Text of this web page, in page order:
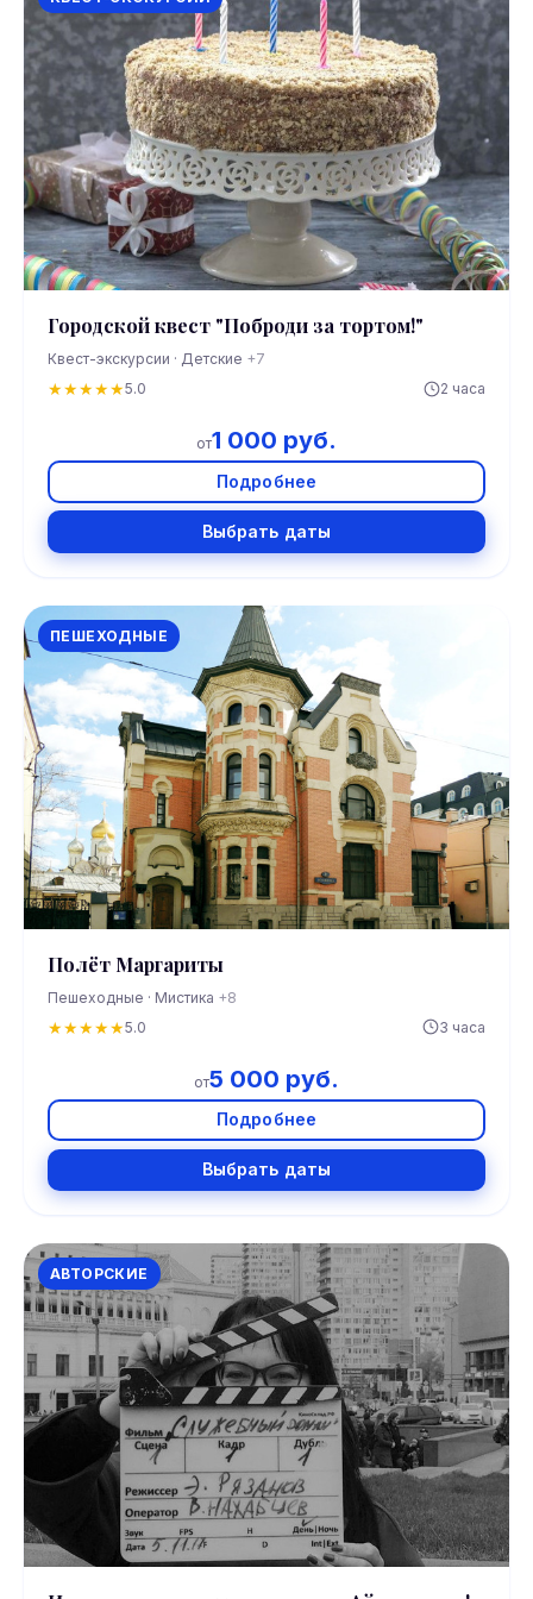
Городской квест "Поброди за тортом!"
Квест-экскурсии · Детские +7
★★★★★5.0 2 часа
от1 000 руб.
Подробнее
Выбрать даты
ПЕШЕХОДНЫЕ
Полёт Маргариты
Пешеходные · Мистика +8
★★★★★5.0 3 часа
от5 000 руб.
Подробнее
Выбрать даты
АВТОРСКИЕ